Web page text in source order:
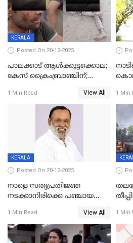
KERALA
Posted On 20-12-2025
പാലക്കാട് ആൾക്കൂട്ടക്കൊല;
കേസ് ക്രൈംബ്രാഞ്ചിന്;
അന്വേഷിക്കും
1 Min Read View All 1 Min
KERALA
Posted On 20-12-2025
നാളെ സത്യപ്രതിജ്ഞ
നടക്കാനിരിക്കെ പഞ്ചായത്ത്
1 Min Read View All 1 Min